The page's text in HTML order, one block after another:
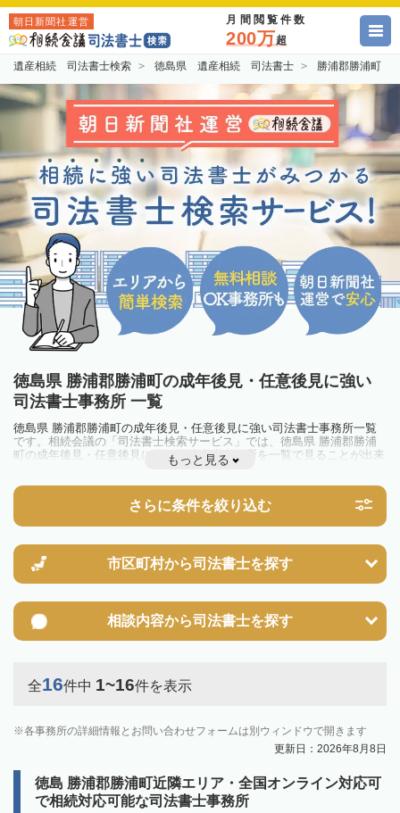
朝日新聞社運営 月間閲覧件数
200万超
遺産相続 司法書士検索 徳島県 遺産相続 司法書士 勝浦郡勝浦町
徳島県 勝浦郡勝浦町の成年後見・任意後見に強い
司法書士事務所 一覧
徳島県 勝浦郡勝浦町の成年後見・任意後見に強い司法書士事務所一覧
です。相続会議の「司法書士検索サービス」では、徳島県 勝浦郡勝浦
町の成年後見・任意後見に強い司法書士事務所を一覧で見ることが出来
ます。相続のトラブルやお悩みを抱えている方は一度近隣の司法書士に
もっと見る
さらに条件を絞り込む
市区町村から司法書士を探す
相談内容から司法書士を探す
全16件中 1~16件を表示
各事務所の詳細情報とお問い合わせフォームは別ウィンドウで開きます
更新日：2026年8月8日
徳島 勝浦郡勝浦町近隣エリア・全国オンライン対応可
で相続対応可能な司法書士事務所